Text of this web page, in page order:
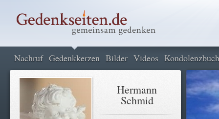
Nachruf Gedenkkerzen Bilder Videos Kondolenzbuch
Hermann
Schmid